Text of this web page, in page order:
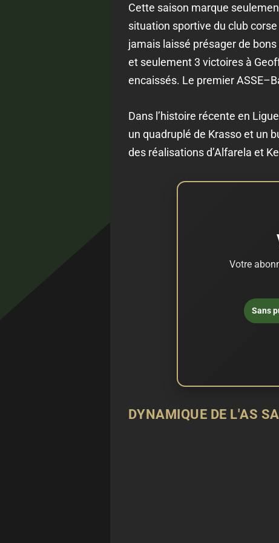
Cette saison marque
situation sportive du club
jamais laissé présager de
et seulement 3 victoires à
encaissés. Le premier
Dans l’histoire récente en
un quadruplé de Krasso et un
des réalisations d’Alfarela et
Votre
Sans
DYNAMIQUE DE L'AS